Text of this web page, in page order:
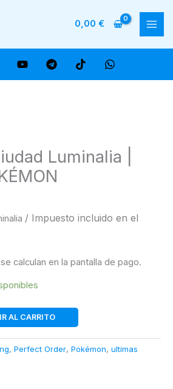
0,00 €
Luminalia |
/ Impuesto incluido en el
calculan en la pantalla de pago.
AL CARRITO
, Perfect Order, Pokémon, ultimas